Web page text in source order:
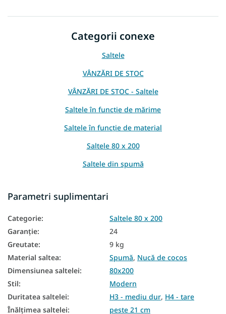
Categorii conexe
Saltele
VÂNZĂRI DE STOC
VÂNZĂRI DE STOC - Saltele
Saltele în funcție de mărime
Saltele în funcție de material
Saltele 80 x 200
Saltele din spumă
Saltele in functie de inaltime
Saltea in functie de capacitatea de incarcare
Saltele înalte
Saltea din spumă PUR
Saltele pentru musafiri
Saltele pentru podea
Parametri suplimentari
Categorie:
Saltele 80 x 200
Garanţie:
24
Greutate:
9 kg
Material saltea: Spumă, Nucă de cocos
Dimensiunea saltelei:
80x200
Stil:
Modern
Duritatea saltelei: H3 - mediu dur, H4 - tare
Înălțimea saltelei:
peste 21 cm